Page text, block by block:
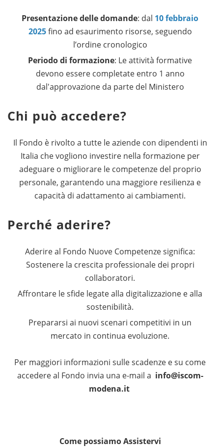
Presentazione delle domande: dal 10 febbraio
2025fino ad esaurimento risorse, seguendo
l’ordine cronologico
Periodo di formazione: Le attività formative
devono essere completate entro 1 anno
dal'approvazione da parte del Ministero
Chi può accedere?
Il Fondo è rivolto a tutte le aziende con dipendenti in
Italia che vogliono investire nella formazione per
adeguare o migliorare le competenze del proprio
personale, garantendo una maggiore resilienza e
capacità di adattamento ai cambiamenti.
Perché aderire?
Aderire al Fondo Nuove Competenze significa:
Sostenere la crescita professionale dei propri
collaboratori.
Affrontare le sfide legate alla digitalizzazione e alla
sostenibilità.
Prepararsi ai nuovi scenari competitivi in un
mercato in continua evoluzione.
Per maggiori informazioni sulle scadenze e su come
accedere al Fondo invia una e-mail a info@iscom-
modena.it
Come possiamo Assistervi